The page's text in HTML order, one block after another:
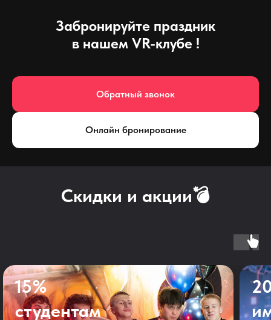
Забронируйте праздник
в нашем VR-клубе !
Обратный звонок
Онлайн бронирование
Скидки и акции💣
15%
студентам